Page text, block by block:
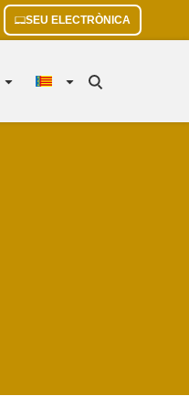
SEU ELECTRÒNICA